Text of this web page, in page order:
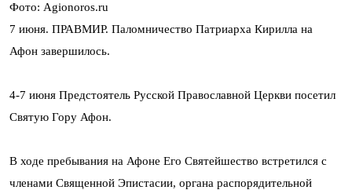
Фото: Agionoros.ru
7 июня. ПРАВМИР. Паломничество Патриарха Кирилла на
Афон завершилось.
4-7 июня Предстоятель Русской Православной Церкви посетил
Святую Гору Афон.
В ходе пребывания на Афоне Его Святейшество встретился с
членами Священной Эпистасии, органа распорядительной